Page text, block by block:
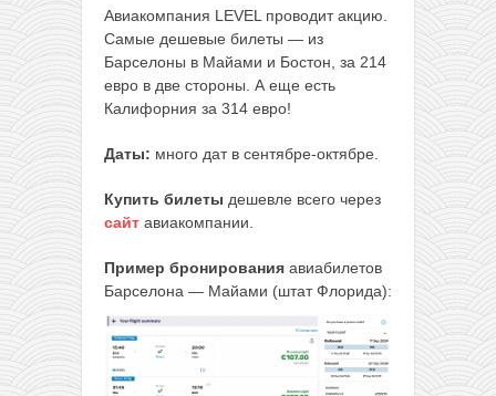
Авиакомпания LEVEL проводит акцию.
Самые дешевые билеты — из
Барселоны в Майами и Бостон, за 214
евро в две стороны. А еще есть
Калифорния за 314 евро!
Даты: много дат в сентябре-октябре.
Купить билеты дешевле всего через
сайт авиакомпании.
Пример бронирования авиабилетов
Барселона — Майами (штат Флорида):
всего от
одну